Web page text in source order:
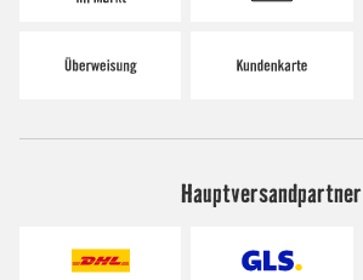
Hauptversandpartner